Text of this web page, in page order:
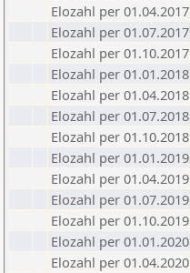
Elozahl per 01.04.2017
Elozahl per 01.07.2017
Elozahl per 01.10.2017
Elozahl per 01.01.2018
Elozahl per 01.04.2018
Elozahl per 01.07.2018
Elozahl per 01.10.2018
Elozahl per 01.01.2019
Elozahl per 01.04.2019
Elozahl per 01.07.2019
Elozahl per 01.10.2019
Elozahl per 01.01.2020
Elozahl per 01.04.2020